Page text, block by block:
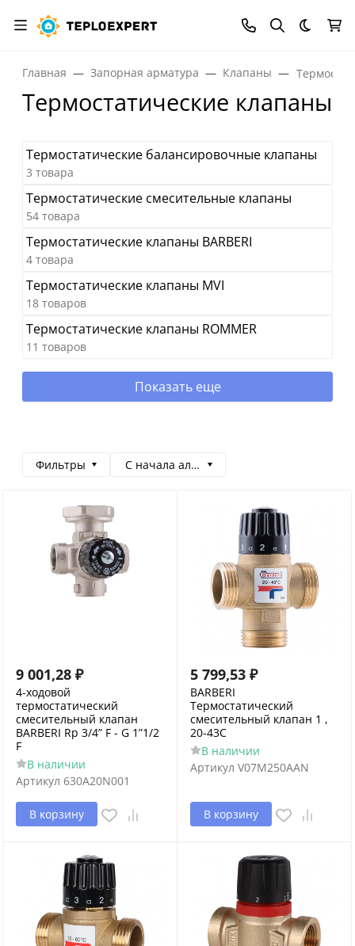
Темная
Главная Запорная арматура Клапаны
Термостатические клапаны
Термостатические балансировочные клапаны
3 товара
Термостатические смесительные клапаны
54 товара
Термостатические клапаны BARBERI
4 товара
Термостатические клапаны MVI
18 товаров
Термостатические клапаны ROMMER
11 товаров
Показать еще
Фильтры С начала алфавита
9 001,28 ₽
4-ходовой
термостатический
смесительный клапан
BARBERI Rp 3/4” F - G 1”1/2
F
В наличии
Артикул 630A20N001
В корзину
5 799,53 ₽
BARBERI
Термостатический
смесительный клапан 1 ,
20-43С
В наличии
Артикул V07M250AAN
В корзину